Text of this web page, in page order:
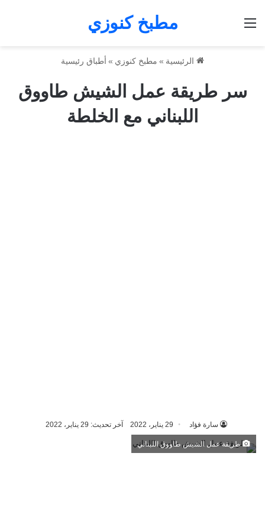
مطبخ كنوزي
الرئيسية » مطبخ كنوزي » أطباق رئيسية
سر طريقة عمل الشيش طاووق
اللبناني مع الخلطة
سارة فؤاد 29 يناير، 2022 آخر تحديث: 29 يناير، 2022
طريقة عمل الشيش طاووق اللبناني